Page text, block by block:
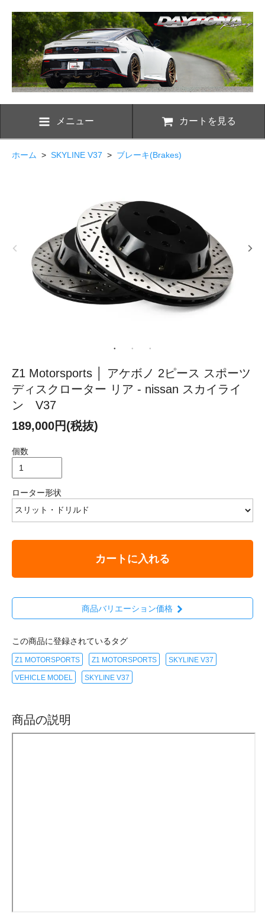
メニュー カートを見る
ホーム > SKYLINE V37 > ブレーキ(Brakes)
Z1 Motorsports │ アケボノ 2ピース スポーツ
ディスクローター リア - nissan スカイライ
ン V37
189,000円(税抜)
個数
ローター形状
カートに入れる
商品バリエーション価格
この商品に登録されているタグ
Z1 MOTORSPORTS Z1 MOTORSPORTS SKYLINE V37
VEHICLE MODEL SKYLINE V37
商品の説明